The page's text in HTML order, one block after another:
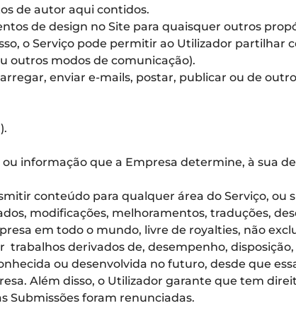
de autor aqui contidos.
de design no Site para quaisquer outros
o Serviço pode permitir ao Utilizador partilhar
outros modos de comunicação).
enviar e-mails, postar, publicar ou de
informação que a Empresa determine, à sua
conteúdo para qualquer área do Serviço,
modificações, melhoramentos, traduções,
em todo o mundo, livre de royalties, não
derivados de, desempenho,
ou desenvolvida no futuro, desde que
Além disso, o Utilizador garante que tem
Submissões foram renunciadas.